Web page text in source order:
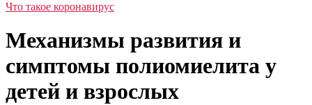
Что такое коронавирус
Механизмы развития и
симптомы полиомиелита у
детей и взрослых